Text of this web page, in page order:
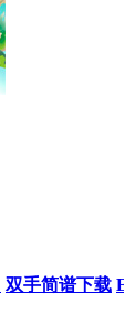
双手简谱下载